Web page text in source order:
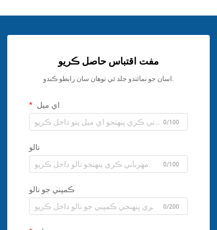
مفت اقتباس حاصل ڪريو
اسان جو نمائندو جلد ئي توهان سان رابطو ڪندو.
اي ميل
0/100
نالو
0/100
ڪمپني جو نالو
0/200